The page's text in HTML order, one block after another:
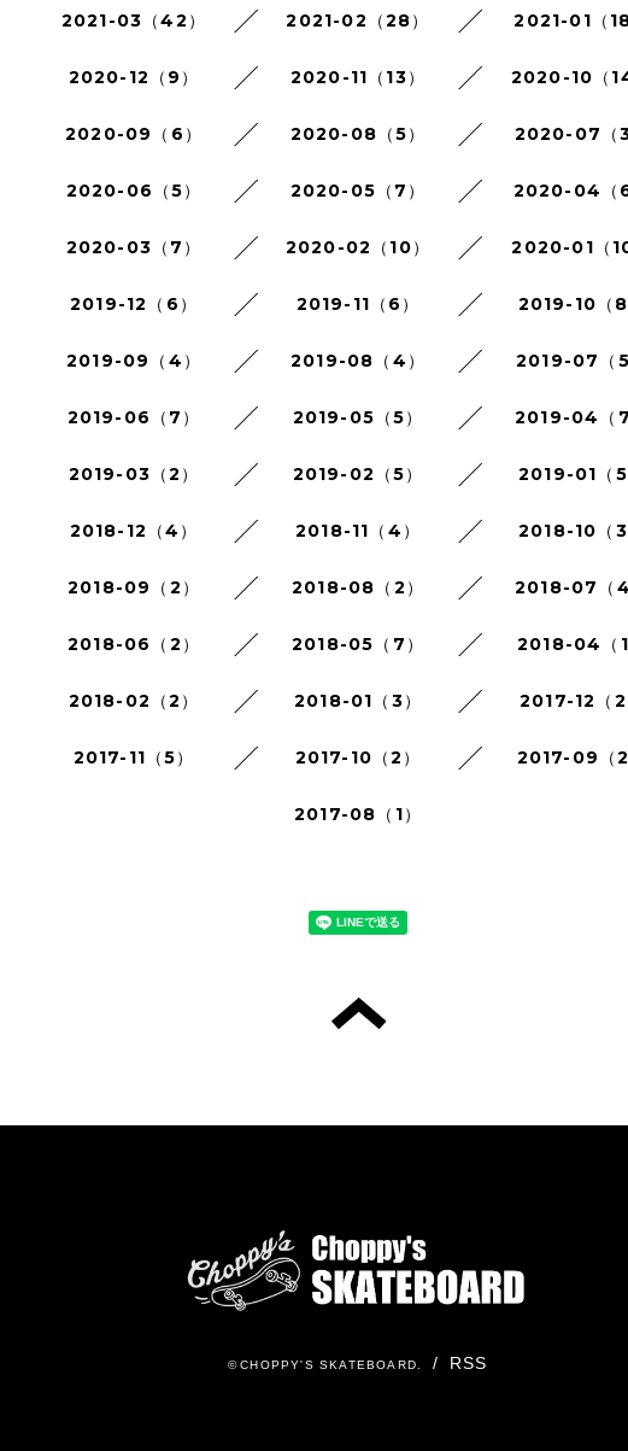
2021-03（42） 2021-02（28） 2021-01（18
2020-12（9） 2020-11（13） 2020-10（14
2020-09（6） 2020-08（5） 2020-07（3
2020-06（5） 2020-05（7） 2020-04（6
2020-03（7） 2020-02（10） 2020-01（10
2019-12（6） 2019-11（6） 2019-10（8
2019-09（4） 2019-08（4） 2019-07（5
2019-06（7） 2019-05（5） 2019-04（7
2019-03（2） 2019-02（5） 2019-01（5
2018-12（4） 2018-11（4） 2018-10（3
2018-09（2） 2018-08（2） 2018-07（4
2018-06（2） 2018-05（7） 2018-04（1
2018-02（2） 2018-01（3） 2017-12（2
2017-11（5） 2017-10（2） 2017-09（2
2017-08（1）
©CHOPPY'S SKATEBOARD / RSS